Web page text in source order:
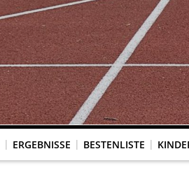
ERGEBNISSE BESTENLISTE